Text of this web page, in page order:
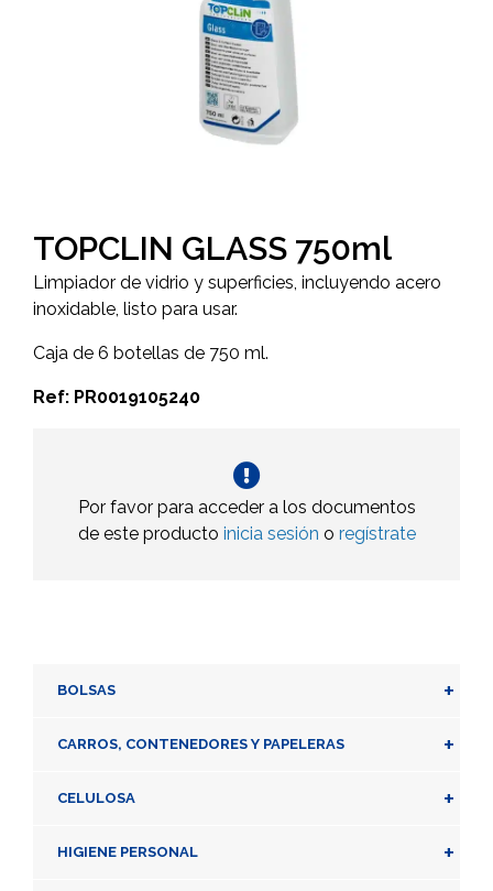
+
BOLSAS
+
CARROS, CONTENEDORES Y PAPELERAS
+
CELULOSA
+
HIGIENE PERSONAL
TOPCLIN GLASS 750ml
Limpiador de vidrio y superficies, incluyendo acero
inoxidable, listo para usar.
Caja de 6 botellas de 750 ml.
Ref: PR0019105240
Por favor para acceder a los documentos
de este producto inicia sesión o regístrate